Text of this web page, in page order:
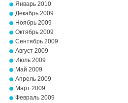
Январь 2010
Декабрь 2009
Ноябрь 2009
Октябрь 2009
Сентябрь 2009
Август 2009
Июль 2009
Май 2009
Апрель 2009
Март 2009
Февраль 2009